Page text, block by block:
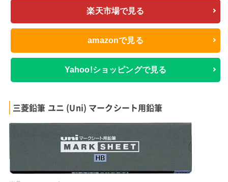
楽天市場で見る
amazonで見る
Yahoo!ショッピングで見る
三菱鉛筆 ユニ (Uni) マークシート用鉛筆